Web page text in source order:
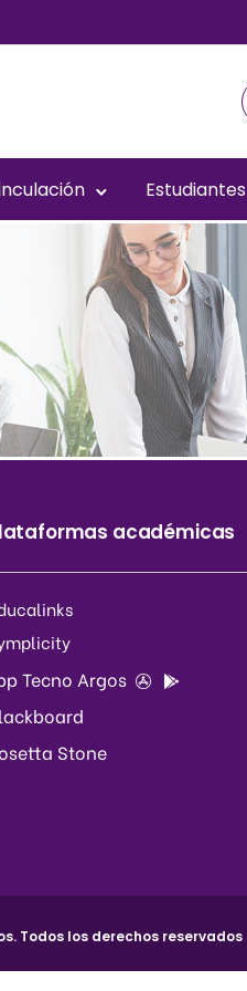
Estudiantes
académicas
Tecno Argos
Stone
Todos los derechos reservados